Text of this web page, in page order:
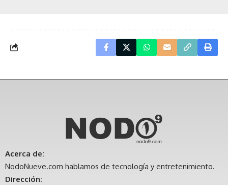
Acerca de:
NodoNueve.com hablamos de tecnología y entretenimiento.
Dirección: